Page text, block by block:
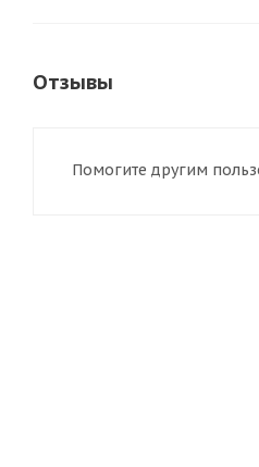
Отзывы
Помогите другим